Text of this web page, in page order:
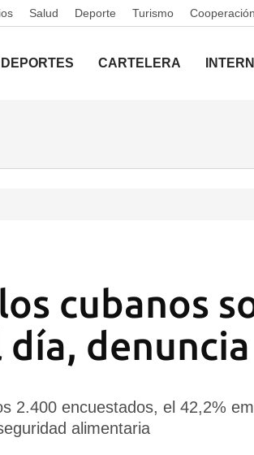
Salud Deporte Turismo Cooperación
DEPORTES CARTELERA
cubanos
2.400 encuestados, el 42,2%
alimentaria